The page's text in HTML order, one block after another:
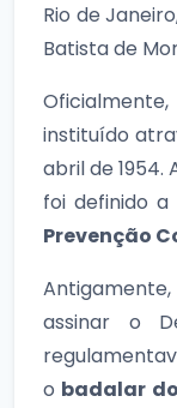
Rio de
Batista de
instituído
abril de
foi definido a
Prevenção
assinar o
o badalar